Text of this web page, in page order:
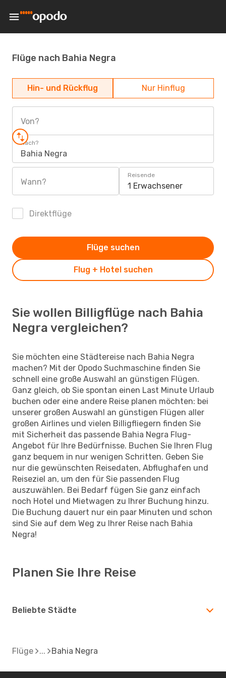
Flüge nach Bahia Negra
Hin- und Rückflug Nur Hinflug
Von?
Nach?
Bahia Negra
Wann?
Reisende
1 Erwachsener
Direktflüge
Flug + Hotel suchen
Flüge suchen
Sie wollen Billigflüge nach Bahia
Negra vergleichen?
Sie möchten eine Städtereise nach Bahia Negra
machen? Mit der Opodo Suchmaschine finden Sie
schnell eine große Auswahl an günstigen Flügen.
Ganz gleich, ob Sie spontan einen Last Minute Urlaub
buchen oder eine andere Reise planen möchten: bei
unserer großen Auswahl an günstigen Flügen aller
großen Airlines und vielen Billigfliegern finden Sie
mit Sicherheit das passende Bahia Negra Flug-
Angebot für Ihre Bedürfnisse. Buchen Sie Ihren Flug
ganz bequem in nur wenigen Schritten. Geben Sie
nur die gewünschten Reisedaten, Abflughafen und
Reiseziel an, um den für Sie passenden Flug
auszuwählen. Bei Bedarf fügen Sie ganz einfach
noch Hotel und Mietwagen zu Ihrer Buchung hinzu.
Die Buchung dauert nur ein paar Minuten und schon
sind Sie auf dem Weg zu Ihrer Reise nach Bahia
Negra!
Planen Sie Ihre Reise
Beliebte Städte
Flüge Bahia Negra